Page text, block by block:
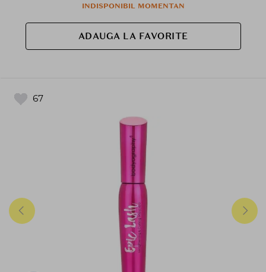
INDISPONIBIL MOMENTAN
ADAUGA LA FAVORITE
67